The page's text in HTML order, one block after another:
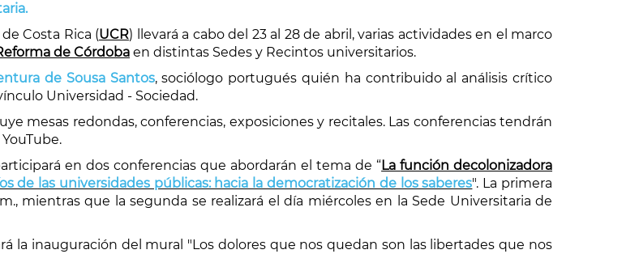
Costa Rica (UCR) llevará a cabo del 23 al 28 de abril, varias actividades en el marco
de Córdoba en distintas Sedes y Recintos universitarios.
de Sousa Santos, sociólogo portugués quién ha contribuido al análisis crítico
Universidad - Sociedad.
mesas redondas, conferencias, exposiciones y recitales. Las conferencias tendrán
en dos conferencias que abordarán el tema de “La función decolonizadora
de las universidades públicas: hacia la democratización de los saberes". La primera
mientras que la segunda se realizará el día miércoles en la Sede Universitaria de
la inauguración del mural "Los dolores que nos quedan son las libertades que nos